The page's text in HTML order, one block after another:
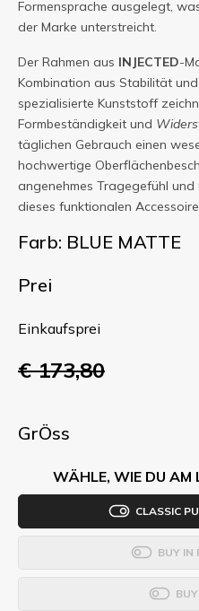
Formensprache ausgelegt,
der Marke unterstreicht.
Der Rahmen aus INJECTED-
Kombination aus Stabilität
spezialisierte Kunststoff
Formbeständigkeit und
täglichen Gebrauch einen
hochwertige
angenehmes Tragegefühl
dieses funktionalen
Farb: BLUE MATTE
Prei
Einkaufsprei
€ 173,80
GrÖss
WÄHLE, WIE DU AM
CLASSIC
BUY IN